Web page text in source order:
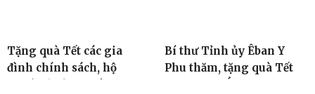
Tặng quà Tết các gia
đình chính sách, hộ
Bí thư Tỉnh ủy Êban Y
Phu thăm, tặng quà Tết